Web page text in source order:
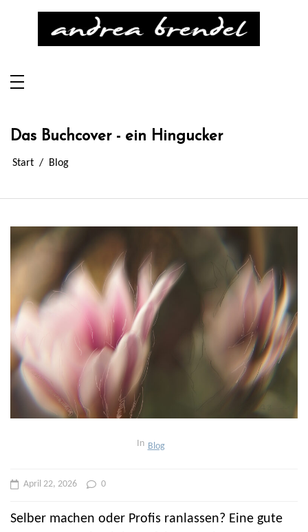
Andrea Brendel
Das Buchcover - ein Hingucker
Start Blog
In Blog
April 22, 2026 0
Selber machen oder Profis ranlassen? Eine gute